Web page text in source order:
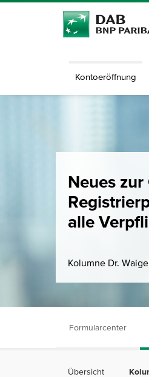
Kontoeröffnung
Neues
alle
Kolumne Dr.
Formularcenter
Übersicht